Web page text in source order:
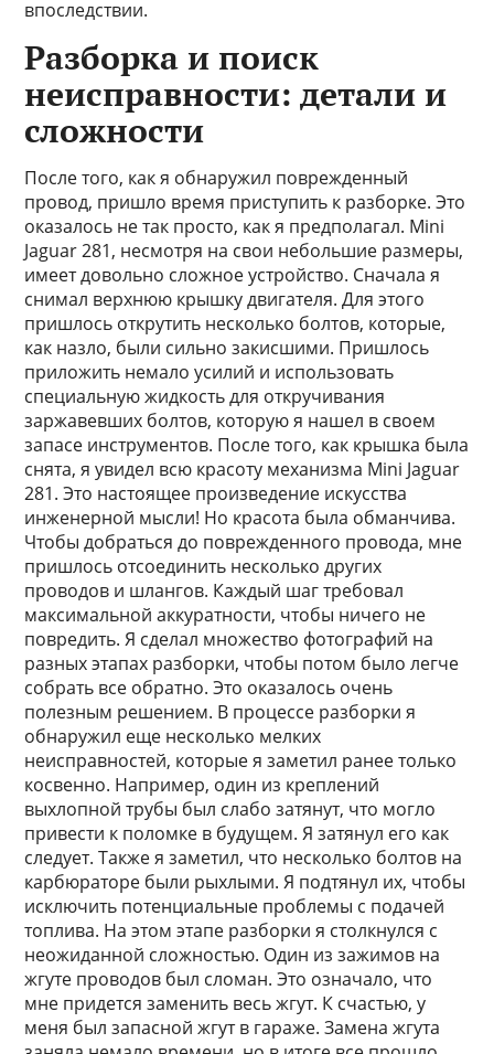
впоследствии.
Разборка и поиск
неисправности: детали и
сложности
После того, как я обнаружил поврежденный
провод, пришло время приступить к разборке. Это
оказалось не так просто, как я предполагал. Mini
Jaguar 281, несмотря на свои небольшие размеры,
имеет довольно сложное устройство. Сначала я
снимал верхнюю крышку двигателя. Для этого
пришлось открутить несколько болтов, которые,
как назло, были сильно закисшими. Пришлось
приложить немало усилий и использовать
специальную жидкость для откручивания
заржавевших болтов, которую я нашел в своем
запасе инструментов. После того, как крышка была
снята, я увидел всю красоту механизма Mini Jaguar
281. Это настоящее произведение искусства
инженерной мысли! Но красота была обманчива.
Чтобы добраться до поврежденного провода, мне
пришлось отсоединить несколько других
проводов и шлангов. Каждый шаг требовал
максимальной аккуратности, чтобы ничего не
повредить. Я сделал множество фотографий на
разных этапах разборки, чтобы потом было легче
собрать все обратно. Это оказалось очень
полезным решением. В процессе разборки я
обнаружил еще несколько мелких
неисправностей, которые я заметил ранее только
косвенно. Например, один из креплений
выхлопной трубы был слабо затянут, что могло
привести к поломке в будущем. Я затянул его как
следует. Также я заметил, что несколько болтов на
карбюраторе были рыхлыми. Я подтянул их, чтобы
исключить потенциальные проблемы с подачей
топлива. На этом этапе разборки я столкнулся с
неожиданной сложностью. Один из зажимов на
жгуте проводов был сломан. Это означало, что
мне придется заменить весь жгут. К счастью, у
меня был запасной жгут в гараже. Замена жгута